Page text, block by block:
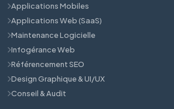
Applications Mobiles
Applications Web (SaaS)
Maintenance Logicielle
Infogérance Web
Référencement SEO
Design Graphique & UI/UX
Conseil & Audit